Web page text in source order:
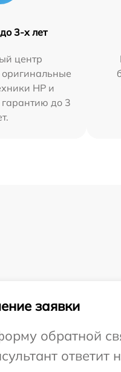
3-х лет
центр
оригинальные
HP и
гарантию до 3
заявки
обратной